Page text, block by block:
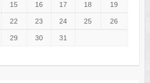
15 16 17 18 19
22 23 24 25 26
29 30
31